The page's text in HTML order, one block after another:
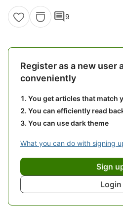
comment9
Register as a new user
conveniently
You get articles that match
You can efficiently read
You can use dark theme
What you can do with signing
Sign
Login